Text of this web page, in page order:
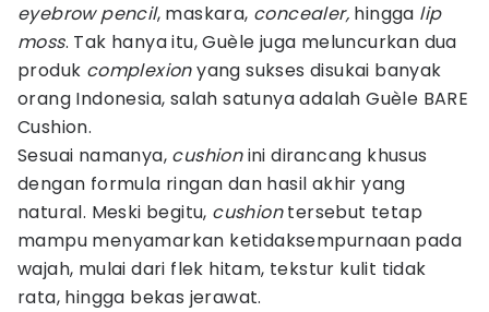
eyebrow pencil, maskara, concealer, hingga lip
moss. Tak hanya itu, Guèle juga meluncurkan dua
produk complexionyang sukses disukai banyak
orang Indonesia, salah satunya adalah Guèle BARE
Cushion.
Sesuai namanya, cushionini dirancang khusus
dengan formula ringan dan hasil akhir yang
natural. Meski begitu, cushiontersebut tetap
mampu menyamarkan ketidaksempurnaan pada
wajah, mulai dari flek hitam, tekstur kulit tidak
rata, hingga bekas jerawat.